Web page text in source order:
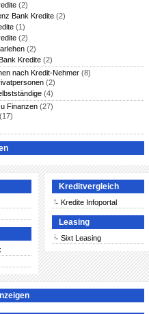
(2)
Bank Kredite (2)
(1)
(2)
(2)
Kredite (2)
nach Kredit-Nehmer (8)
(2)
(4)
Finanzen (27)
(17)
Kreditvergleich
Kredite Infoportal
Leasing
Sixt Leasing